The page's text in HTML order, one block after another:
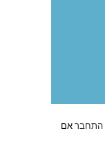
התחבראם